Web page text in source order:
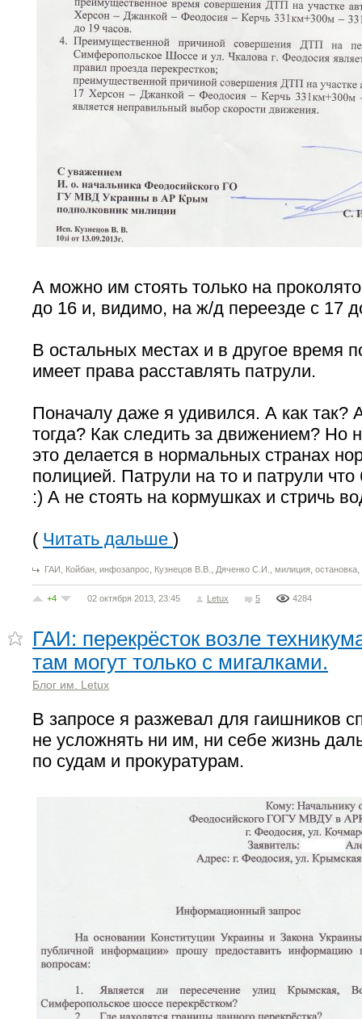
А можно им стоять только на
до 16 и, видимо, на ж/д переезде с 17
В остальных местах и в другое время
имеет права расставлять патрули.
Поначалу даже я удивился. А как так?
тогда? Как следить за движением? Но
это делается в нормальных странах
полицией. Патрули на то и патрули
:) А не стоять на кормушках и стричь
( Читать дальше )
ГАИ, Койбан, инфозапрос, Кузнецов В.В. , Дяченко С.И. , милиция, остановка,
+4 02 октября 2013, 23:45 Letux 5 4284
ГАИ: перекрёсток возле
там могут только с мигалками.
Блог им. Letux
В запросе я разжевал для гаишников
не усложнять ни им, ни себе жизнь
по судам и прокуратурам.